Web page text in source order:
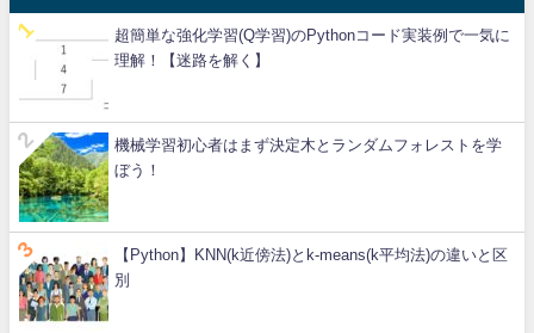
超簡単な強化学習(Q学習)のPythonコード実装例で一気に
理解！【迷路を解く】
機械学習初心者はまず決定木とランダムフォレストを学
ぼう！
【Python】KNN(k近傍法)とk-means(k平均法)の違いと区
別